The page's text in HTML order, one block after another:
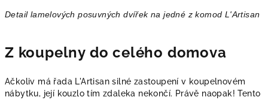
Detail lamelových posuvných dvířek na jedné z komod L'Artisan
Z koupelny do celého domova
Ačkoliv má řada L'Artisan silné zastoupení v koupelnovém
nábytku, její kouzlo tím zdaleka nekončí. Právě naopak! Tento